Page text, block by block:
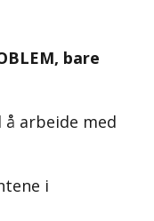
bare
arbeide med
i